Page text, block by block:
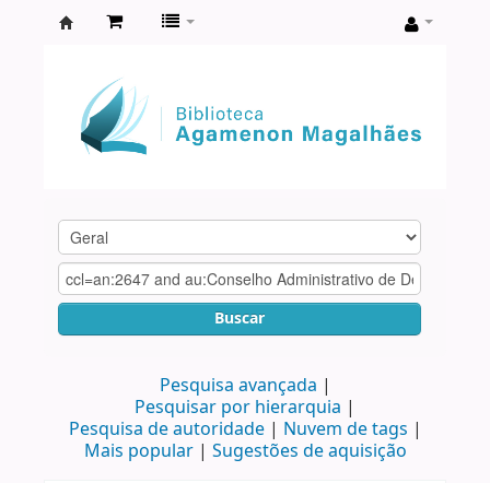
Agamenon
Magalhães
Buscar
Pesquisa avançada
Pesquisar por hierarquia
Pesquisa de autoridade
Nuvem de tags
Mais popular
Sugestões de aquisição